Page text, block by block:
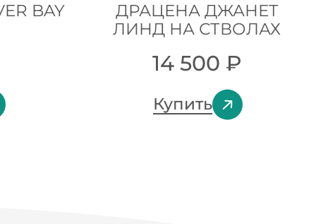
BAY
ДРАЦЕНА ДЖАНЕТ
ЛИНД НА СТВОЛАХ
14 500 ₽
Купить